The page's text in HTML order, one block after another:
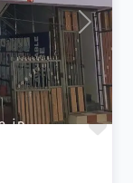
Next